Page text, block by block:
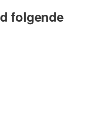
folgende